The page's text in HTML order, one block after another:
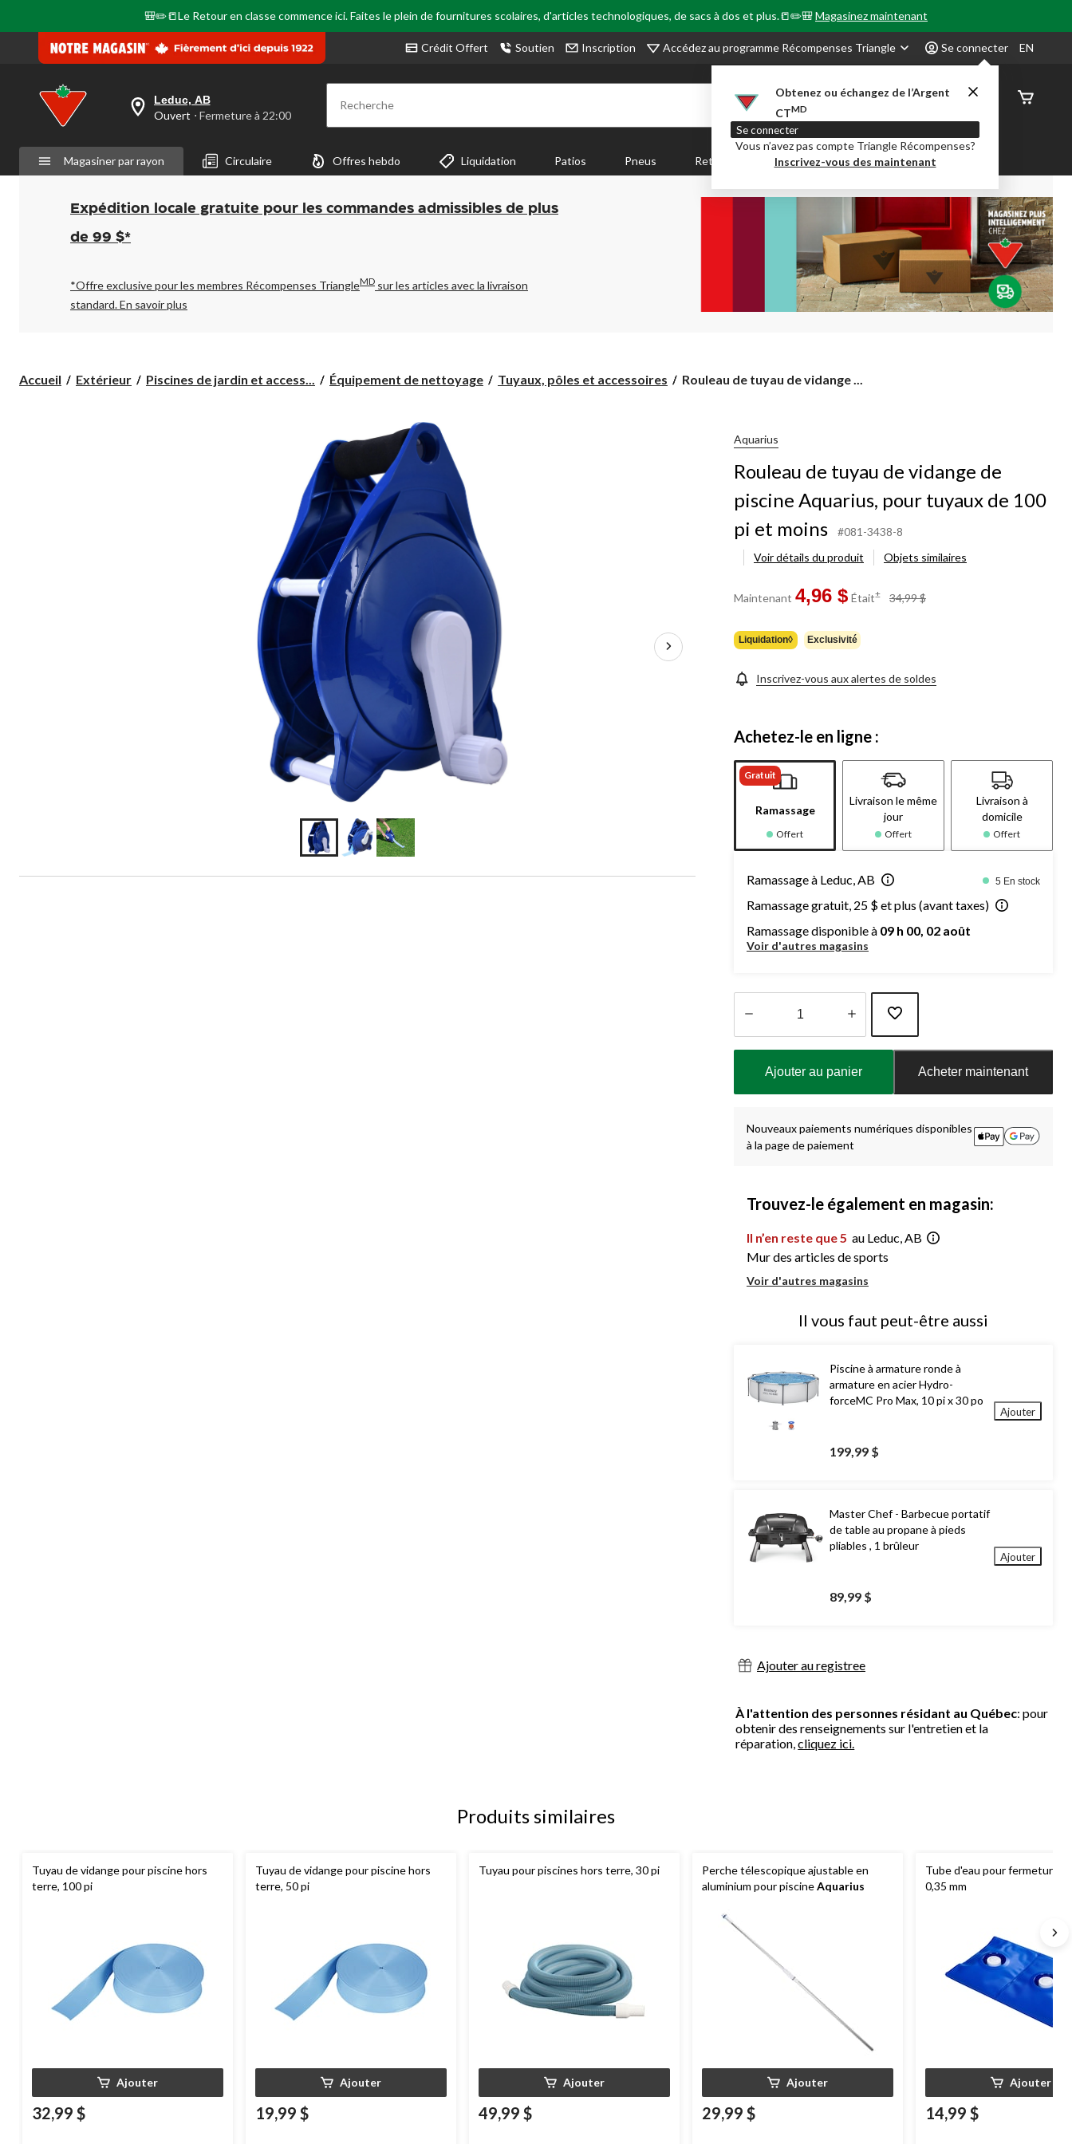
🎒✏️📒Le Retour en classe commence ici. Faites le plein de fournitures scolaires, d'articles technologiques, de sacs à dos et plus.📒✏️🎒Magasinez maintenant
Crédit Offert Soutien Inscription Accédez au programme Récompenses Triangle Se connecter
Obtenez ou échangez de l’Argent
CTMD
Se connecter
Vous n’avez pas compte Triangle Récompenses?
Inscrivez-vous des maintenant
EN
votre
est
Leduc,
AB,
Ouvert,
Fermeture
à
pour
changer
Leduc, AB
Ouvert ⋅ Fermeture à 22:00 Recherche
État de
Magasiner par rayon Circulaire Offres hebdo Liquidation Patios Pneus Retour en Classe Party City Centre-auto
Expédition locale gratuite pour les commandes admissibles de plus
de 99 $*
*Offre exclusive pour les membres Récompenses TriangleMD sur les articles avec la livraison
standard.En savoir plus
Accueil Extérieur Piscines de jardin et access... Équipement de nettoyage Tuyaux, pôles et accessoires
Rouleau
Rouleau de tuyau de vidange ...
Aquarius
Rouleau de tuyau de vidange de
piscine Aquarius, pour tuyaux de 100
pi et moins
#081-3438-8
Voir détails du produit
Objets similaires
Maintenant 4,96 $ Était± 34,99 $
Liquidation◊ Exclusivité
Inscrivez-vous aux alertes de soldes
Achetez-le en ligne :
Gratuit
Ramassage
Offert
Livraison le même
jour
Offert
Livraison à
domicile
Offert
Ramassage à Leduc, AB 5 En stock
Ramassage gratuit, 25 $ et plus (avant taxes)
Ramassage disponible à 09 h 00, 02 août
Voir d'autres magasins
Ajouter au panier Acheter maintenant
Nouveaux paiements numériques disponibles
à la page de paiement
Trouvez-le également en magasin:
Il n’en reste que 5 au Leduc, AB
Mur des articles de sports
Voir d'autres magasins
Il vous faut peut-être aussi
Piscine à armature ronde à
armature en acier Hydro-
forceMC Pro Max, 10 pi x 30 po
199,99 $
Ajouter
Master Chef - Barbecue portatif
de table au propane à pieds
pliables , 1 brûleur
89,99 $
Ajouter
Ajouter au registree
À l'attention des personnes résidant au Québec: pour
obtenir des renseignements sur l'entretien et la
réparation,cliquez ici.
Produits similaires
Tuyau de vidange pour piscine hors
terre, 100 pi
Ajouter
32,99 $
Tuyau de vidange pour piscine hors
terre, 50 pi
Ajouter
19,99 $
Tuyau pour piscines hors terre, 30 pi
Ajouter
49,99 $
Perche télescopique ajustable en
aluminium pour piscineAquarius
Ajouter
29,99 $
Tube d'eau pour fermeture
0,35 mm
Ajouter
14,99 $